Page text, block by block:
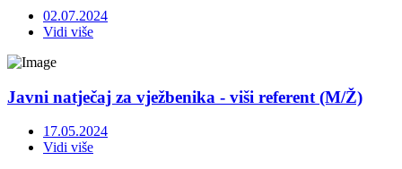
02.07.2024
Vidi više
Javni natječaj za vježbenika - viši referent (M/Ž)
17.05.2024
Vidi više